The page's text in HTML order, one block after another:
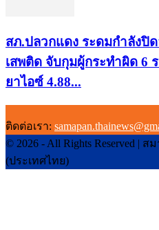
สภ.ปลวกแดง ระดมกำลังปิ
เสพติด จับกุมผู้กระทำผิด 6
ยาไอซ์ 4.88...
ติดต่อเรา:
© 2026 - All Rights Reserved |
(ประเทศไทย)